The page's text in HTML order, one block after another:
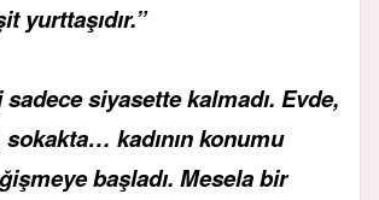
yurttaşıdır.”
sadece siyasette kalmadı. Evde,
kadının konumu
başladı. Mesela bir